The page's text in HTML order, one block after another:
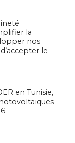
la
nos
le
en Tunisie,